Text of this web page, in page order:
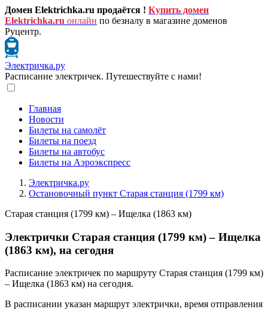
Домен Elektrichka.ru продаётся ! Купить домен
Elektrichka.ru онлайн по безналу в магазине доменов
Руцентр.
Электричка.ру
Расписание электричек. Путешествуйте с нами!
Главная
Новости
Билеты на самолёт
Билеты на поезд
Билеты на автобус
Билеты на Аэроэкспресс
Электричка.ру
Остановочный пункт Старая станция (1799 км)
Старая станция (1799 км) – Ищелка (1863 км)
Электрички Старая станция (1799 км) – Ищелка
(1863 км), на сегодня
Расписание электричек по маршруту Старая станция (1799 км)
– Ищелка (1863 км) на сегодня.
В расписании указан маршрут электрички, время отправления